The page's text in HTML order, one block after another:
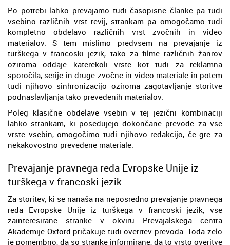
Po potrebi lahko prevajamo tudi časopisne članke pa tudi
vsebino različnih vrst revij, strankam pa omogočamo tudi
kompletno obdelavo različnih vrst zvočnih in video
materialov. S tem mislimo predvsem na prevajanje iz
turškega v francoski jezik, tako za filme različnih žanrov
oziroma oddaje katerekoli vrste kot tudi za reklamna
sporočila, serije in druge zvočne in video materiale in potem
tudi njihovo sinhronizacijo oziroma zagotavljanje storitve
podnaslavljanja tako prevedenih materialov.
Poleg klasične obdelave vsebin v tej jezični kombinaciji
lahko strankam, ki posedujejo dokončane prevode za vse
vrste vsebin, omogočimo tudi njihovo redakcijo, če gre za
nekakovostno prevedene materiale.
Prevajanje pravnega reda Evropske Unije iz
turškega v francoski jezik
Za storitev, ki se nanaša na neposredno prevajanje pravnega
reda Evropske Unije iz turškega v francoski jezik, vse
zainteresirane stranke v okviru Prevajalskega centra
Akademije Oxford pričakuje tudi overitev prevoda. Toda zelo
je pomembno, da so stranke informirane, da to vrsto overitve